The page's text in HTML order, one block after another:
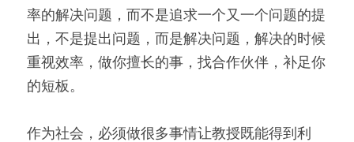
率的解决问题，而不是追求一个又一个问题的提
出，不是提出问题，而是解决问题，解决的时候
重视效率，做你擅长的事，找合作伙伴，补足你
的短板。
作为社会，必须做很多事情让教授既能得到利